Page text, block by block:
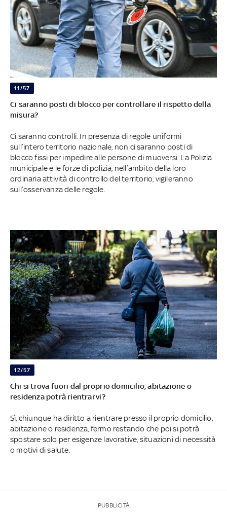
11/57
Ci saranno posti di blocco per controllare il rispetto della
misura?
Ci saranno controlli. In presenza di regole uniformi
sull’intero territorio nazionale, non ci saranno posti di
blocco fissi per impedire alle persone di muoversi. La Polizia
municipale e le forze di polizia, nell’ambito della loro
ordinaria attività di controllo del territorio, vigileranno
sull’osservanza delle regole.
12/57
Chi si trova fuori dal proprio domicilio, abitazione o
residenza potrà rientrarvi?
Sì, chiunque ha diritto a rientrare presso il proprio domicilio,
abitazione o residenza, fermo restando che poi si potrà
spostare solo per esigenze lavorative, situazioni di necessità
o motivi di salute.
PUBBLICITÀ